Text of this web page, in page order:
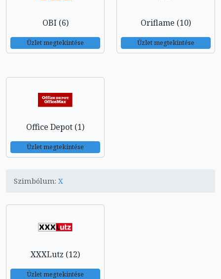
OBI (6)
Üzlet megtekintése
Oriflame (10)
Üzlet megtekintése
Office Depot (1)
Üzlet megtekintése
Szimbólum: X
XXXLutz (12)
Üzlet megtekintése